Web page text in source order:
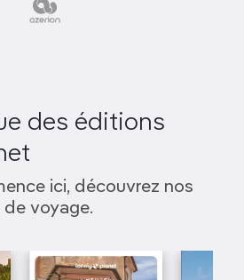
des éditions
ici, découvrez nos
voyage.